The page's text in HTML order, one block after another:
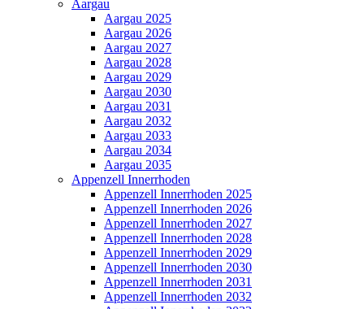
Aargau
Aargau 2025
Aargau 2026
Aargau 2027
Aargau 2028
Aargau 2029
Aargau 2030
Aargau 2031
Aargau 2032
Aargau 2033
Aargau 2034
Aargau 2035
Appenzell Innerrhoden
Appenzell Innerrhoden 2025
Appenzell Innerrhoden 2026
Appenzell Innerrhoden 2027
Appenzell Innerrhoden 2028
Appenzell Innerrhoden 2029
Appenzell Innerrhoden 2030
Appenzell Innerrhoden 2031
Appenzell Innerrhoden 2032